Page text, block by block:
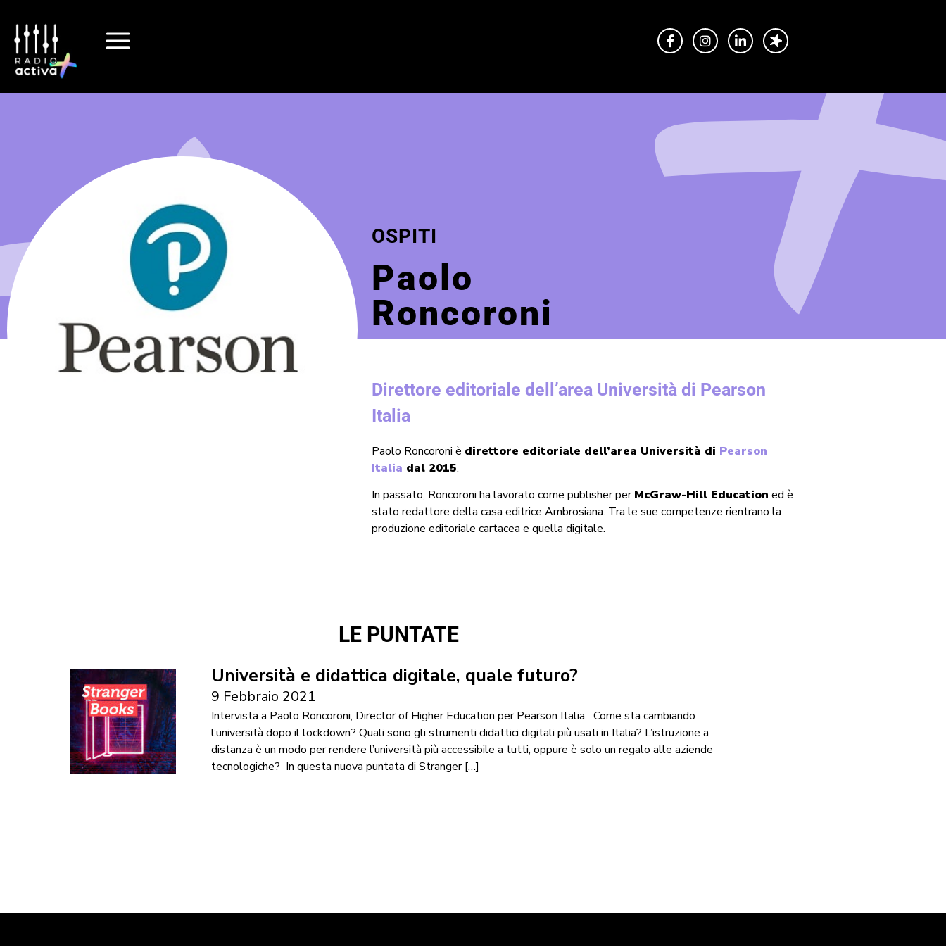
OSPITI
Paolo
Roncoroni
Direttore editoriale dell’area Università di Pearson
Italia
Paolo Roncoroni è direttore editoriale dell’area Università di Pearson
Italia dal 2015.
In passato, Roncoroni ha lavorato come publisher perMcGraw-Hill Education ed è
stato redattore della casa editrice Ambrosiana. Tra le sue competenze rientrano la
produzione editoriale cartacea e quella digitale.
LE PUNTATE
Università e didattica digitale, quale futuro?
9 Febbraio 2021
Intervista a Paolo Roncoroni, Director of Higher Education per Pearson Italia Come sta cambiando
l’università dopo il lockdown? Quali sono gli strumenti didattici digitali più usati in Italia? L’istruzione a
distanza è un modo per rendere l’università più accessibile a tutti, oppure è solo un regalo alle aziende
tecnologiche? In questa nuova puntata di Stranger […]